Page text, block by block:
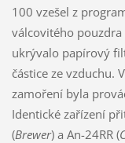
100 vzešel z
válcovitého
ukrývalo papírový
částice ze vzduchu.
zamoření byla
Identické zařízení
(Brewer) a An-24RR (